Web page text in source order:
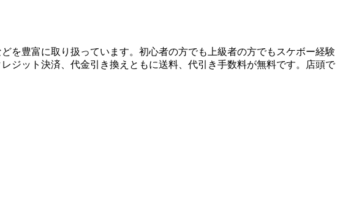
を豊富に取り扱っています。初心者の方でも上級者の方でもスケボー経験
ジット決済、代金引き換えともに送料、代引き手数料が無料です。店頭で